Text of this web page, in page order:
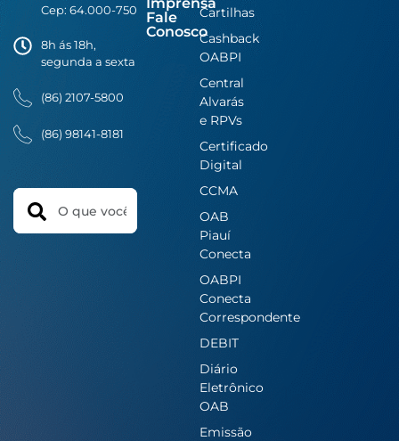
Cep: 64.000-750
8h ás 18h,
segunda a sexta
(86) 2107-5800
(86) 98141-8181
Search
Fale
Conosco
Cartilhas
Cashback
OABPI
Central
Alvarás
e RPVs
Certificado
Digital
CCMA
OAB
Piauí
Conecta
OABPI
Conecta
Correspondente
DEBIT
Diário
Eletrônico
OAB
Emissão